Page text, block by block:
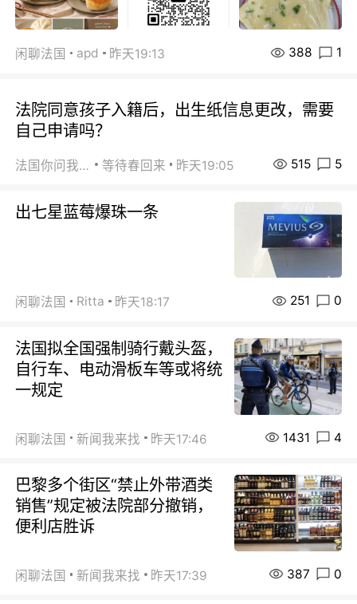
闲聊法国 apd 昨天19:13 388 1
法院同意孩子入籍后，出生纸信息更改，需要
自己申请吗？
法国你问我答 等待春回来 昨天19:05 515 5
出七星蓝莓爆珠一条
闲聊法国 Ritta 昨天18:17 251 0
法国拟全国强制骑行戴头盔，
自行车、电动滑板车等或将统
一规定
闲聊法国 新闻我来找 昨天17:46 1431 4
巴黎多个街区“禁止外带酒类
销售”规定被法院部分撤销，
便利店胜诉
闲聊法国 新闻我来找 昨天17:39 387 0